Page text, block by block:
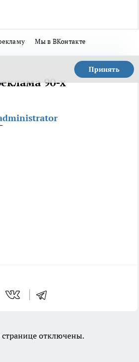
Мы в ВКонтакте
Принять
90-х
отключены.